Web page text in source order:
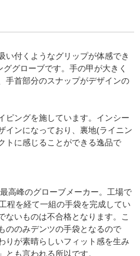
い付くようなグリップが体感でき
グローブです。手の甲が大きく
手首部分のスナップがデザインの
ピングを施しています。インシー
インになっており、裏地(ライニン
トに感じることができる逸品で
高峰のグローブメーカー。工場で
程を経て一組の手袋を完成してい
ないものは不合格となります。こ
ののみデンツの手袋となるので
りが素晴らしいフィット感を生み
とも言われる所以です。